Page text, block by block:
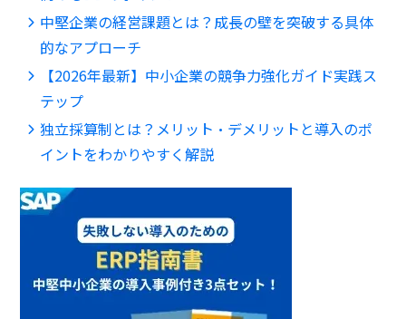
中堅企業の経営課題とは？成長の壁を突破する具体
的なアプローチ
【2026年最新】中小企業の競争力強化ガイド実践ス
テップ
独立採算制とは？メリット・デメリットと導入のポ
イントをわかりやすく解説